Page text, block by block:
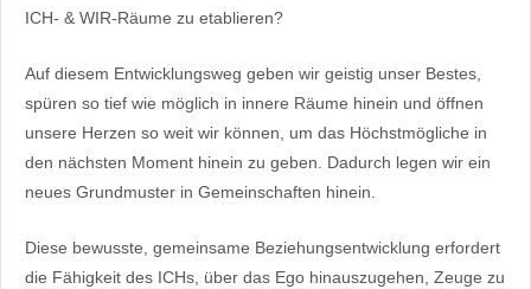
ICH- & WIR-Räume zu etablieren?
Auf diesem Entwicklungsweg geben wir geistig unser Bestes,
spüren so tief wie möglich in innere Räume hinein und öffnen
unsere Herzen so weit wir können, um das Höchstmögliche in
den nächsten Moment hinein zu geben. Dadurch legen wir ein
neues Grundmuster in Gemeinschaften hinein.
Diese bewusste, gemeinsame Beziehungsentwicklung erfordert
die Fähigkeit des ICHs, über das Ego hinauszugehen, Zeuge zu